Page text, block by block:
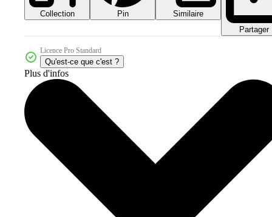
Collection Pin
Similaire
Partager
Licence Pro Standard
Qu'est-ce que c'est ?
Plus d'infos